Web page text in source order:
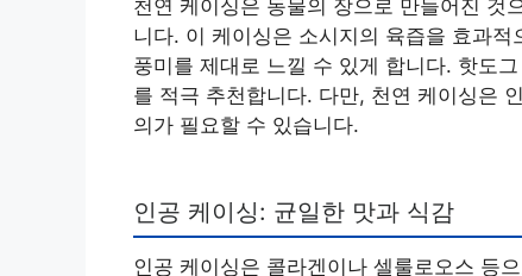
천연 케이싱은 동물의 장으로 만들어진 것
니다. 이 케이싱은 소시지의 육즙을 효과
풍미를 제대로 느낄 수 있게 합니다. 핫도
를 적극 추천합니다. 다만, 천연 케이싱은
의가 필요할 수 있습니다.
인공 케이싱: 균일한 맛과 식감
인공 케이싱은 콜라겐이나 셀룰로오스 등